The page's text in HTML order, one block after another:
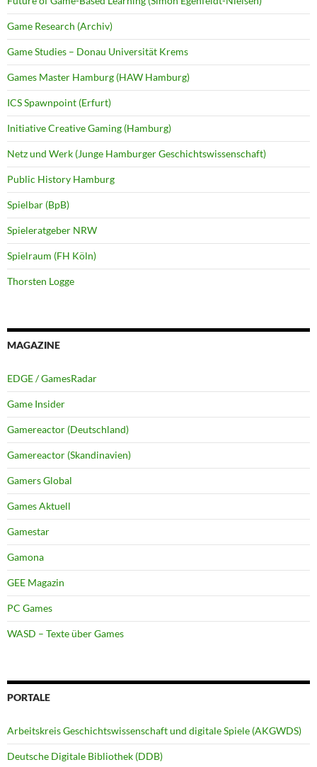
Game Research (Archiv)
Game Studies – Donau Universität Krems
Games Master Hamburg (HAW Hamburg)
ICS Spawnpoint (Erfurt)
Initiative Creative Gaming (Hamburg)
Netz und Werk (Junge Hamburger Geschichtswissenschaft)
Public History Hamburg
Spielbar (BpB)
Spieleratgeber NRW
Spielraum (FH Köln)
Thorsten Logge
MAGAZINE
EDGE / GamesRadar
Game Insider
Gamereactor (Deutschland)
Gamereactor (Skandinavien)
Gamers Global
Games Aktuell
Gamestar
Gamona
GEE Magazin
PC Games
WASD – Texte über Games
PORTALE
Arbeitskreis Geschichtswissenschaft und digitale Spiele (AKGWDS)
Deutsche Digitale Bibliothek (DDB)